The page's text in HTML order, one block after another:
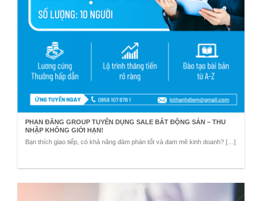
PHAN ĐĂNG GROUP TUYỂN DỤNG SALE BẤT ĐỘNG SẢN – THU
NHẬP KHÔNG GIỚI HẠN!
Bạn thích giao tiếp, có khả năng đàm phán tốt và đam mê kinh doanh? […]